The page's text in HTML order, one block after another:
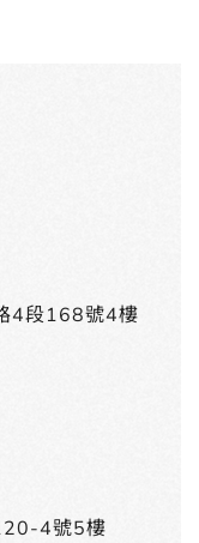
4段168號4樓
4號5樓